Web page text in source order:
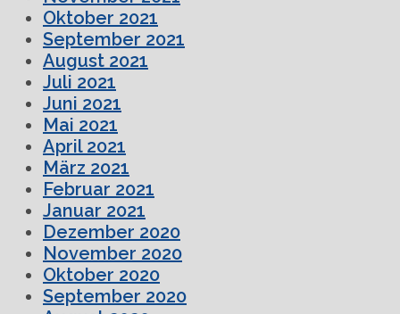
Oktober 2021
September 2021
August 2021
Juli 2021
Juni 2021
Mai 2021
April 2021
März 2021
Februar 2021
Januar 2021
Dezember 2020
November 2020
Oktober 2020
September 2020